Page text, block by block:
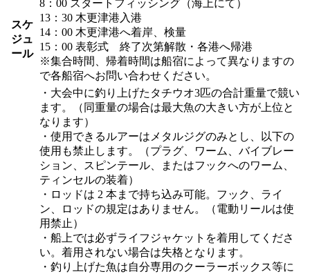
スケ
ジュ
ール
8：00 スタートフィッシング（海上にて）
13：30 木更津港入港
14：00 木更津港へ着岸、検量
15：00 表彰式 終了次第解散・各港へ帰港
※集合時間、帰着時間は船宿によって異なりますの
で各船宿へお問い合わせください。
・大会中に釣り上げたタチウオ3匹の合計重量で競い
ます。（同重量の場合は最大魚の大きい方が上位と
なります）
・使用できるルアーはメタルジグのみとし、以下の
使用も禁止します。（プラグ、ワーム、バイブレー
ション、スピンテール、またはフックへのワーム、
ティンセルの装着）
・ロッドは 2 本まで持ち込み可能。フック、ライ
ン、ロッドの規定はありません。（電動リールは使
用禁止）
・船上では必ずライフジャケットを着用してくださ
い。着用されない場合は失格となります。
・釣り上げた魚は自分専用のクーラーボックス等に